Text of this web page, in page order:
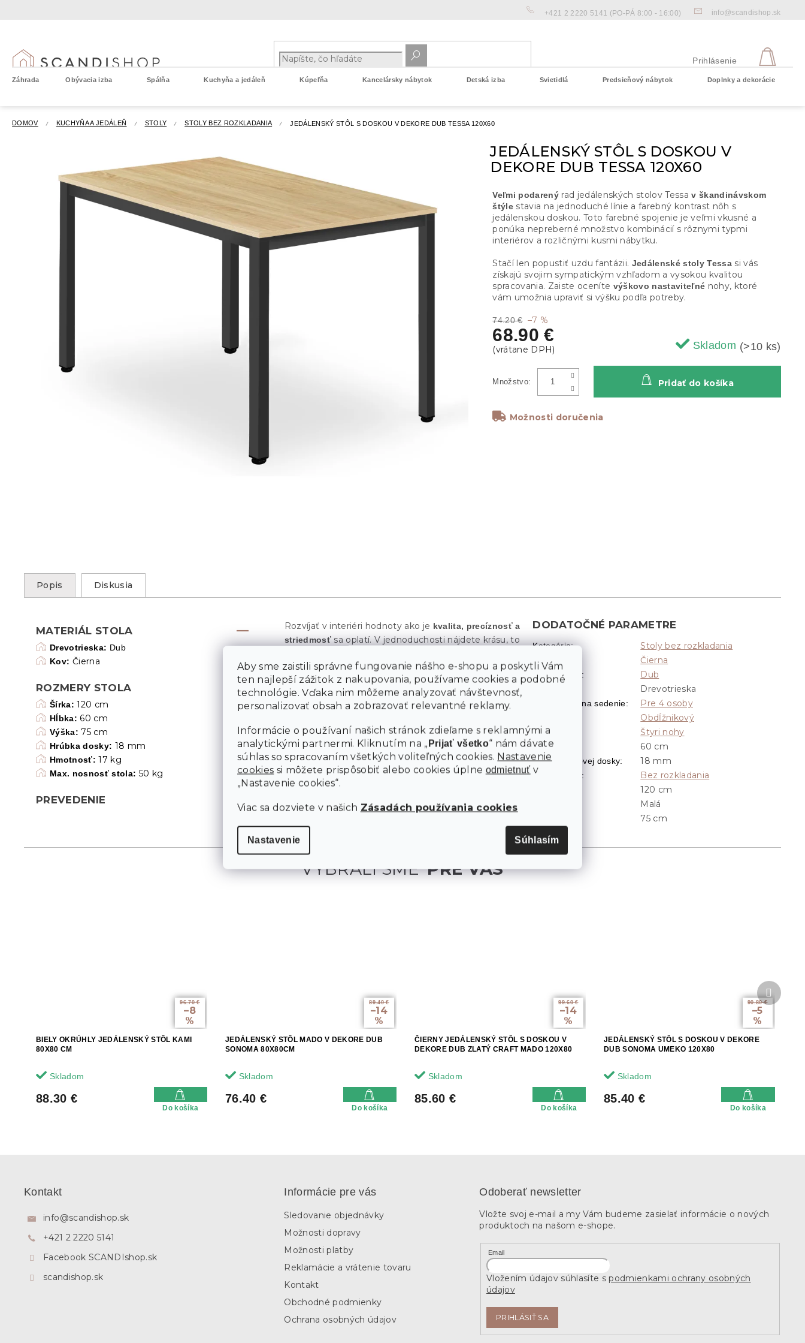
Aby sme zaistili správne fungovanie nášho e-shopu a poskytli Vám
ten najlepší zážitok z nakupovania, používame cookies a podobné
technológie. Vďaka nim môžeme analyzovať návštevnosť,
personalizovať obsah a zobrazovať relevantné reklamy.
Informácie o používaní našich stránok zdieľame s reklamnými a
analytickými partnermi. Kliknutím na „Prijať všetko“ nám dávate
súhlas so spracovaním všetkých voliteľných cookies. Nastavenie
cookies si môžete prispôsobiť alebo cookies úplne odmietnuť v
„Nastavenie cookies“.
Viac sa dozviete v našich Zásadách používania cookies
Nastavenie Súhlasím
+421 2 2220 5141 (PO-PÁ 8:00 - 16:00) info@scandishop.sk
Prihlásenie
Záhrada Obývacia izba Spálňa Kuchyňa a jedáleň Kúpeľňa Kancelársky nábytok Detská izba Svietidlá Predsieňový nábytok Doplnky a dekorácie
DOMOV KUCHYŇA A JEDÁLEŇ STOLY STOLY BEZ ROZKLADANIA JEDÁLENSKÝ STÔL S DOSKOU V DEKORE DUB TESSA 120X60
JEDÁLENSKÝ STÔL S DOSKOU V
DEKORE DUB TESSA 120X60
74.20 € –7 %
68.90 €
Skladom (>10 ks)
Možnosti doručenia
Pridať do košíka
Veľmi podarený rad jedálenských stolov Tessav škandinávskom
štýle stavia na jednoduché línie a farebný kontrast nôh s
jedálenskou doskou. Toto farebné spojenie je veľmi vkusné a
ponúka nepreberné množstvo kombinácií s rôznymi typmi
interiérov a rozličnými kusmi nábytku.
Stačí len popustiť uzdu fantázii. Jedálenské stoly Tessa si vás
získajú svojim sympatickým vzhľadom a vysokou kvalitou
spracovania. Zaiste oceníte výškovo nastaviteľné nohy, ktoré
vám umožnia upraviť si výšku podľa potreby.
96.70 €
–8
%
BIELY OKRÚHLY JEDÁLENSKÝ STÔL KAMI
80X80 CM
Skladom
88.30 €
Do košíka
89.40 €
–14
%
JEDÁLENSKÝ STÔL MADO V DEKORE DUB
SONOMA 80X80CM
Skladom
76.40 €
Do košíka
99.60 €
–14
%
ČIERNY JEDÁLENSKÝ STÔL S DOSKOU V
DEKORE DUB ZLATÝ CRAFT MADO 120X80
Skladom
85.60 €
Do košíka
90.80 €
–5
%
JEDÁLENSKÝ STÔL S DOSKOU V DEKORE
DUB SONOMA UMEKO 120X80
Skladom
85.40 €
Do košíka
Ďalší
produkt
Popis Diskusia
MATERIÁL STOLA
Drevotrieska: Dub
Kov: Čierna
ROZMERY STOLA
Šírka: 120 cm
Hĺbka: 60 cm
Výška: 75 cm
Hrúbka dosky: 18 mm
Hmotnosť: 17 kg
Max. nosnosť stola: 50 kg
PREVEDENIE
Rozvíjať v interiéri hodnoty ako je kvalita, precíznosť a
striedmosťsa oplatí. V jednoduchosti nájdete krásu, to
Prepracovaný dizajninšpirovaný v severských
krajinách vnesie do priestoruľahkosť, energiu a
vzdušnosť. Jemná paleta farieb priestoropticky
zväčší a rozjasní. Interiéry vynikajú funkčnosťou a
veľký otvorený priestor plný svetlaa harmónie.
Jedálenský stôl Tessa 120 x 60 cm sa vďaka svojim
rozmerom hodí aj do menších miestností. Čierne nohy
a doska v dekore dub ozdobia každú jedáleň. Nebojte
stoličkami.
DODATOČNÉ PARAMETRE
Kategória: Stoly bez rozkladania
Farba Čierna
Dekor dreva : Dub
Drevotrieska
Počet miest na sedenie: Pre 4 osoby
Obdĺžnikový
Tvar nôh Štyri nohy
Hĺbka 60 cm
Hrúbka stolovej dosky: 18 mm
Rozkladanie : Bez rozkladania
120 cm
Malá
75 cm
Kontakt
info@scandishop.sk
+421 2 2220 5141
Facebook SCANDIshop.sk
scandishop.sk
Informácie pre vás
Sledovanie objednávky
Možnosti dopravy
Možnosti platby
Reklamácie a vrátenie tovaru
Kontakt
Obchodné podmienky
Ochrana osobných údajov
Odoberať newsletter
Vložte svoj e-mail a my Vám budeme zasielať informácie o nových
produktoch na našom e-shope.
Email
Vložením údajov súhlasíte spodmienkami ochrany osobných
údajov
PRIHLÁSIŤ SA